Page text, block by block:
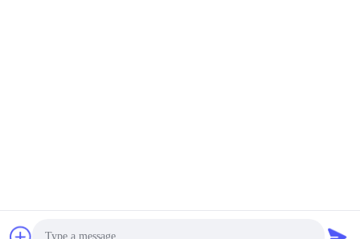
Plafon Pemasok. Hak cipta © 2025-2026 VOXPA Electronics